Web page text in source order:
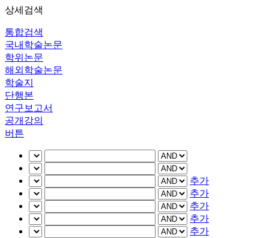
상세검색
통합검색
국내학술논문
학위논문
해외학술논문
학술지
단행본
연구보고서
공개강의
버튼
추가
추가
추가
추가
추가